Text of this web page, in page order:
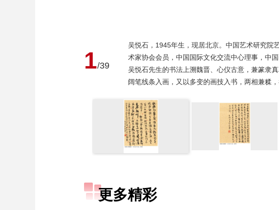
1/39
吴悦石，1945年生，现居北京。中国艺术研究院
术家协会会员，中国国际文化交流中心理事，中国
吴悦石先生的书法上溯魏晋、心仪古意，兼篆隶
阔笔线条入画，又以多变的画技入书，两相兼糅，
更多精彩